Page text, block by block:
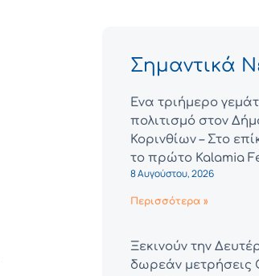
Σημαντικά
Ένα τριήμερο
πολιτισμό στον
Κορινθίων – Στο
το πρώτο Kalamia
8 Αυγούστου, 2026
Περισσότερα »
Ξεκινούν την
δωρεάν μετρήσεις